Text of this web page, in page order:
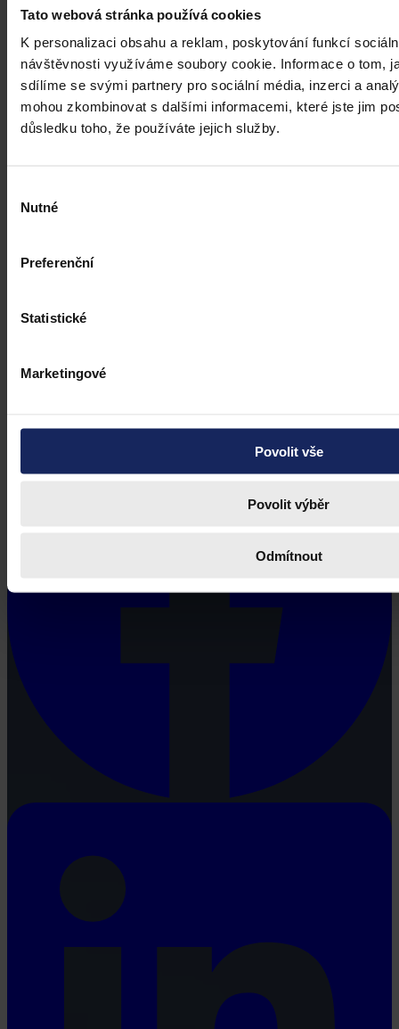
Tato webová stránka používá cookies
K personalizaci obsahu a reklam, poskytování funkcí
návštěvnosti využíváme soubory cookie. Informace o tom,
sdílíme se svými partnery pro sociální média, inzerci a
mohou zkombinovat s dalšími informacemi, které jste jim
důsledku toho, že používáte jejich služby.
souhlasu
Nutné
Preferenční
Statistické
Marketingové
Povolit vše
Povolit výběr
Odmítnout
profesionálové a zástupci právnických profesí, ale všichni, kteří